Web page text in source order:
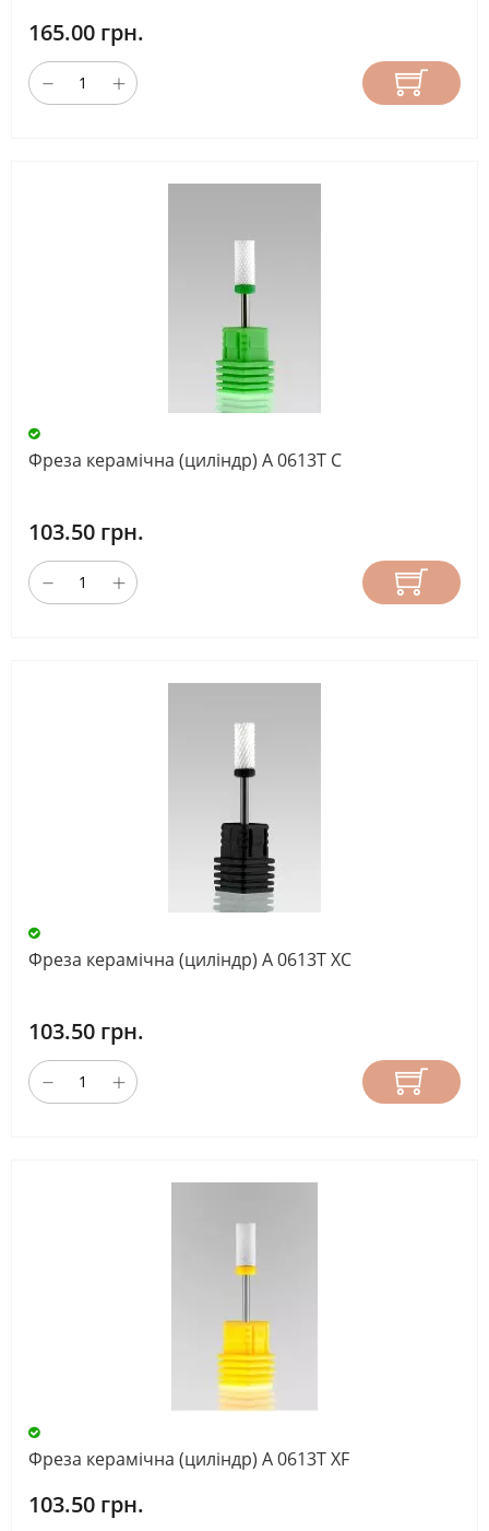
165.00 грн.
Фреза керамічна (циліндр) A 0613T С
103.50 грн.
Фреза керамічна (циліндр) A 0613T ХС
103.50 грн.
Фреза керамічна (циліндр) A 0613T ХF
103.50 грн.